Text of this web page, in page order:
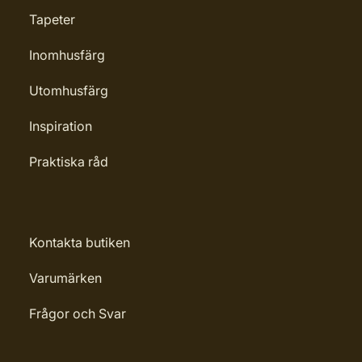
Tapeter
Inomhusfärg
Utomhusfärg
Inspiration
Praktiska råd
Kontakta butiken
Varumärken
Frågor och Svar